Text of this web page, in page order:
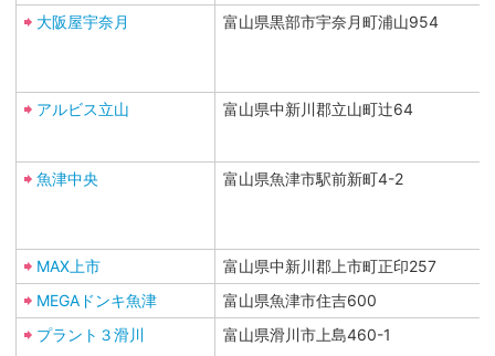
大阪屋宇奈月 富山県黒部市宇奈月町浦山954
アルビス立山 富山県中新川郡立山町辻64
魚津中央 富山県魚津市駅前新町4-2
MAX上市
富山県中新川郡上市町正印257
MEGAドンキ魚津
富山県魚津市住吉600
プラント３滑川
富山県滑川市上島460-1